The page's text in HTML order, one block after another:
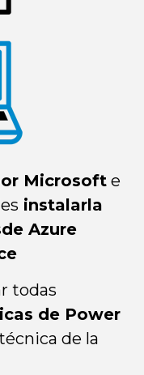
Microsoft e
instalarla
Azure
todas
de Power
de la